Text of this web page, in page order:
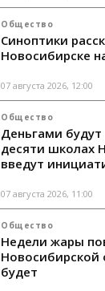
Общество
Синоптики
Новосибирске
07 августа 2026, 12:00
Общество
Деньгами
десяти школах
введут
07 августа 2026, 11:00
Общество
Недели жары
Новосибирской
будет